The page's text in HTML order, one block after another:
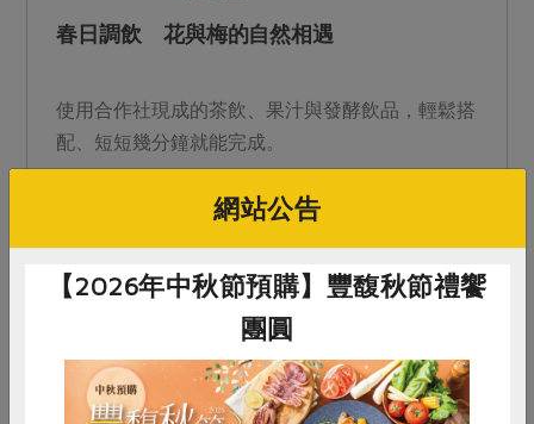
春日調飲 花與梅的自然相遇
使用合作社現成的茶飲、果汁與發酵飲品，輕鬆搭
配、短短幾分鐘就能完成。
網站公告
【2026年中秋節預購】豐馥秋節禮饗
團圓